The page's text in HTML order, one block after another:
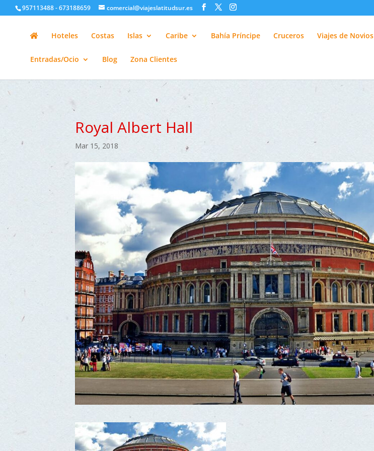
google-site-verification=H6A6AFFbXLQPnewL7da5KWjTFeKytP3gbsCfUlQl-3k
957113488 - 673188659 comercial@viajeslatitudsur.es
Hoteles Costas Islas Caribe Bahía Príncipe Cruceros Viajes de Novios
Entradas/Ocio Blog Zona Clientes
Royal Albert Hall
Mar 15, 2018